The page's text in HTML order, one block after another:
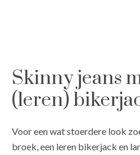
Skinny jeans
(leren)
Voor een wat stoerdere look
broek, een leren bikerjack en